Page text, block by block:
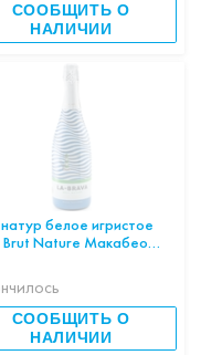
СООБЩИТЬ О
НАЛИЧИИ
белое игристое
Brut Nature Макабео
СООБЩИТЬ О
НАЛИЧИИ